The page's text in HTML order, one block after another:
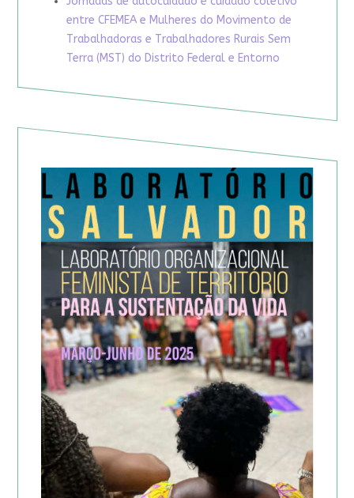
entre CFEMEA e Mulheres do Movimento de
Trabalhadoras e Trabalhadores Rurais Sem
Terra (MST) do Distrito Federal e Entorno